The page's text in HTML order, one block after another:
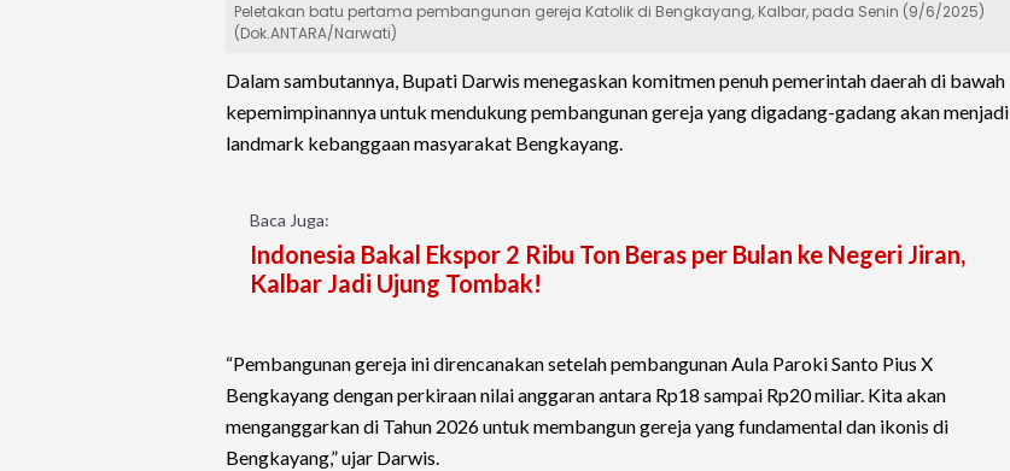
Peletakan batu pertama pembangunan gereja Katolik di Bengkayang, Kalbar, pada Senin (9/6/2025)
(Dok.ANTARA/Narwati)
Dalam sambutannya, Bupati Darwis menegaskan komitmen penuh pemerintah daerah di bawah
kepemimpinannya untuk mendukung pembangunan gereja yang digadang-gadang akan menjadi
landmark kebanggaan masyarakat Bengkayang.
Baca Juga:
Indonesia Bakal Ekspor 2 Ribu Ton Beras per Bulan ke Negeri Jiran,
Kalbar Jadi Ujung Tombak!
“Pembangunan gereja ini direncanakan setelah pembangunan Aula Paroki Santo Pius X
Bengkayang dengan perkiraan nilai anggaran antara Rp18 sampai Rp20 miliar. Kita akan
menganggarkan di Tahun 2026 untuk membangun gereja yang fundamental dan ikonis di
Bengkayang,” ujar Darwis.